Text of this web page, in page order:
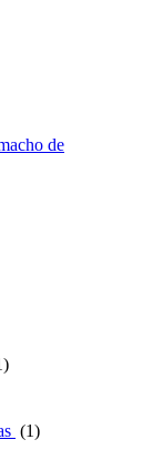
de
)
(1)